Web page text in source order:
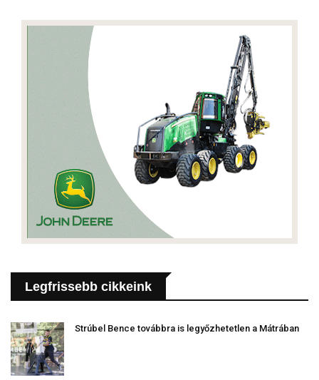
Legfrissebb cikkeink
Strúbel Bence továbbra is legyőzhetetlen a Mátrában